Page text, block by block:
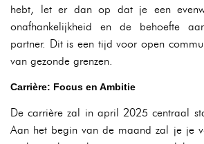
hebt, let er dan op dat je een
onafhankelijkheid en de behoefte
partner. Dit is een tijd voor open
van gezonde grenzen.
Carrière: Focus en Ambitie
De carrière zal in april 2025 centraal
Aan het begin van de maand zal je je